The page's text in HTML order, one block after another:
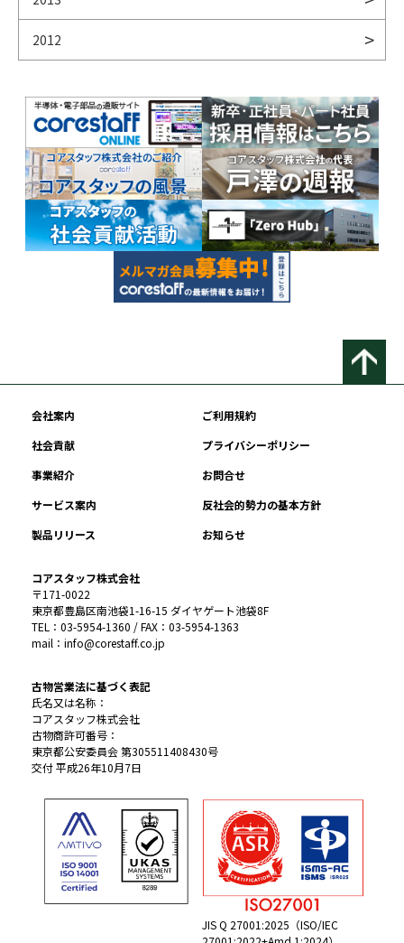
2012
会社案内
ご利用規約
社会貢献
プライバシーポリシー
事業紹介
お問合せ
サービス案内
反社会的勢力の基本方針
製品リリース
お知らせ
コアスタッフ株式会社
〒171-0022
東京都豊島区南池袋1-16-15 ダイヤゲート池袋8F
TEL：03-5954-1360 / FAX：03-5954-1363
mail：info@corestaff.co.jp
古物営業法に基づく表記
氏名又は名称：
コアスタッフ株式会社
古物商許可番号：
東京都公安委員会 第305511408430号
交付 平成26年10月7日
JIS Q 27001:2025（ISO/IEC